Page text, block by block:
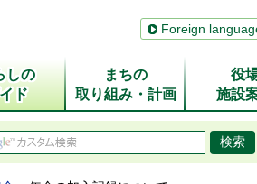
Foreign
しの
ド
まちの
取り組み・計画
役
施設